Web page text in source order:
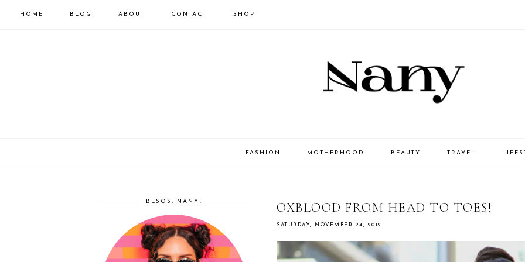
HOME BLOG ABOUT CONTACT SHOP
FASHION MOTHERHOOD BEAUTY TRAVEL
OXBLOOD FROM HEAD TO TOES!
SATURDAY, NOVEMBER 24, 2012
BESOS, NANY!